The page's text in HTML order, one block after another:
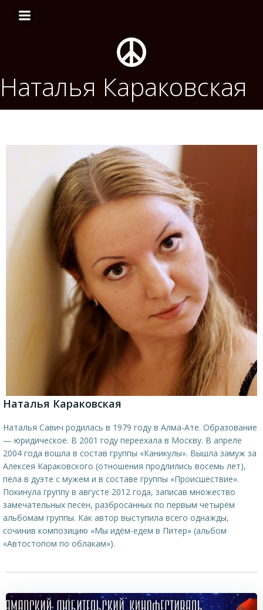
содержимому
Наталья Караковская
Наталья Караковская
Наталья Савич родилась в 1979 году в Алма-Ате. Образование
— юридическое. В 2001 году переехала в Москву. В апреле
2004 года вошла в состав группы «Каникулы». Вышла замуж за
Алексея Караковского (отношения продлились восемь лет),
пела в дуэте с мужем и в составе группы «Происшествие».
Покинула группу в августе 2012 года, записав множество
замечательных песен, разбросанных по первым четырём
альбомам группы. Как автор выступила всего однажды,
сочинив композицию «Мы идём-едем в Питер» (альбом
«Автостопом по облакам»).